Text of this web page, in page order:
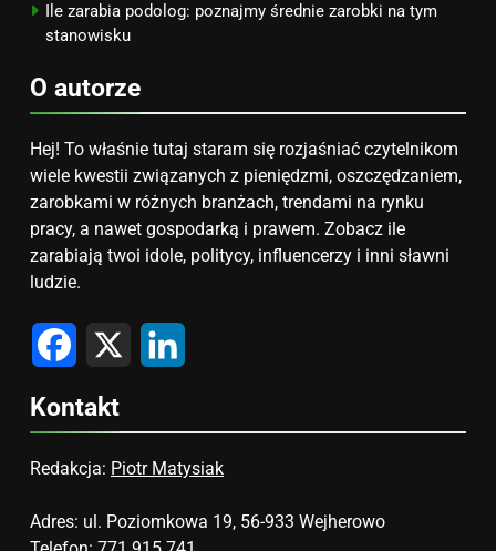
Ile zarabia podolog: poznajmy średnie zarobki na tym
stanowisku
O autorze
Hej! To właśnie tutaj staram się rozjaśniać czytelnikom
wiele kwestii związanych z pieniędzmi, oszczędzaniem,
zarobkami w różnych branżach, trendami na rynku
pracy, a nawet gospodarką i prawem. Zobacz ile
zarabiają twoi idole, politycy, influencerzy i inni sławni
ludzie.
Facebook
X
Kontakt
Redakcja: Piotr Matysiak
Adres: ul. Poziomkowa 19, 56-933 Wejherowo